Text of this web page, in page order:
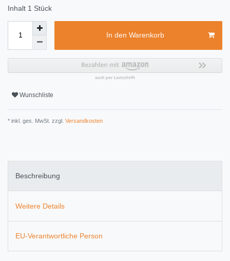
Inhalt 1 Stück
In den Warenkorb
Wunschliste
* inkl. ges. MwSt. zzgl. Versandkosten
Beschreibung
Weitere Details
EU-Verantwortliche Person